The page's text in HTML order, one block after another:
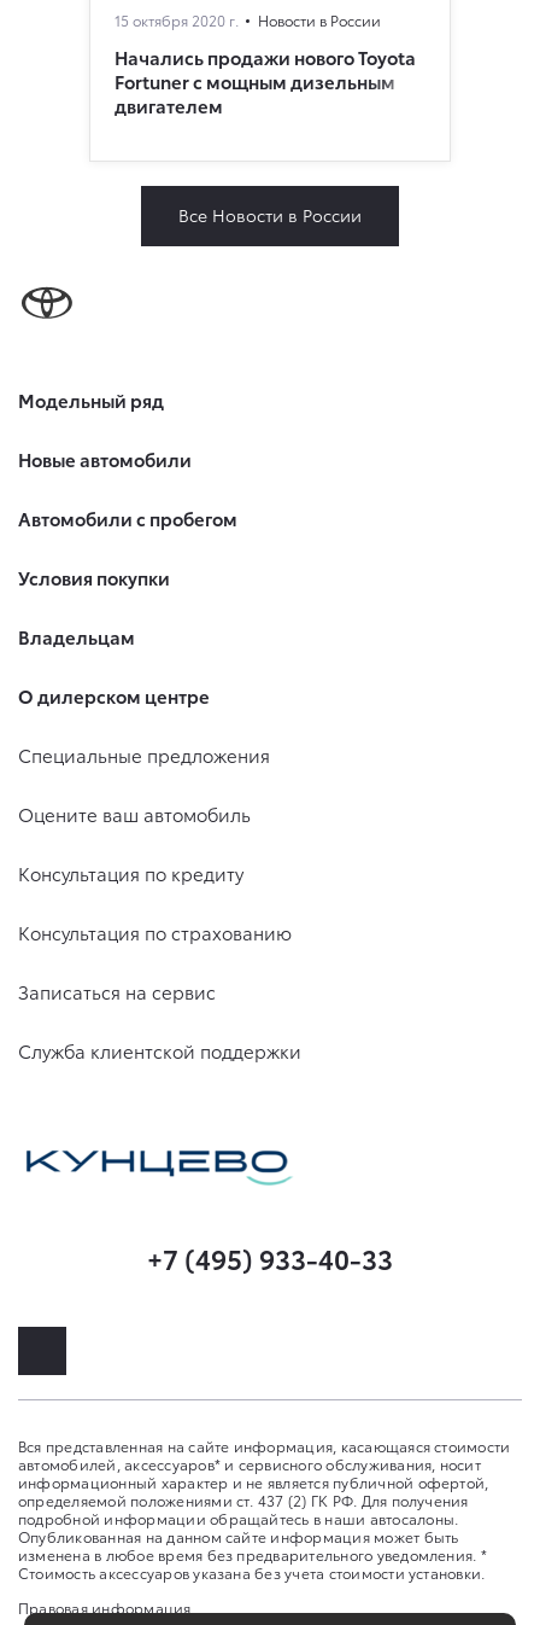
15 октября 2020 г. Новости в России
Начались продажи нового Toyota
Fortuner с мощным дизельным
двигателем
Все Новости в России
Модельный ряд
Новые автомобили
Автомобили с пробегом
Условия покупки
Владельцам
О дилерском центре
Специальные предложения
Оцените ваш автомобиль
Консультация по кредиту
Консультация по страхованию
Записаться на сервис
Служба клиентской поддержки
+7 (495) 933-40-33
Вся представленная на сайте информация, касающаяся стоимости
автомобилей, аксессуаров* и сервисного обслуживания, носит
информационный характер и не является публичной офертой,
определяемой положениями ст. 437 (2) ГК РФ. Для получения
подробной информации обращайтесь в наши автосалоны.
Опубликованная на данном сайте информация может быть
изменена в любое время без предварительного уведомления. *
Стоимость аксессуаров указана без учета стоимости установки.
Правовая информация